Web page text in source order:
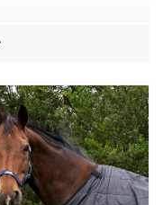
Der er alt lige fra
dit Supreme
nedenfor hvor du
univers.